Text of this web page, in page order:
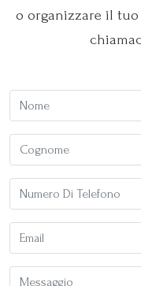
o organizzare il tuo